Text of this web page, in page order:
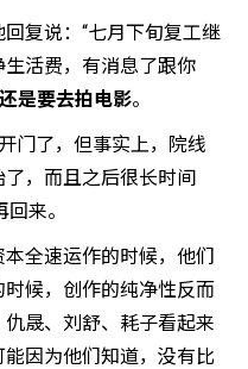
复说：“七月下旬复工继
活费，有消息了跟你
还是要去拍电影。
门了，但事实上，院线
，而且之后很长时间
来。
全速运作的时候，他们
候，创作的纯净性反而
晟、刘舒、耗子看起来
因为他们知道，没有比